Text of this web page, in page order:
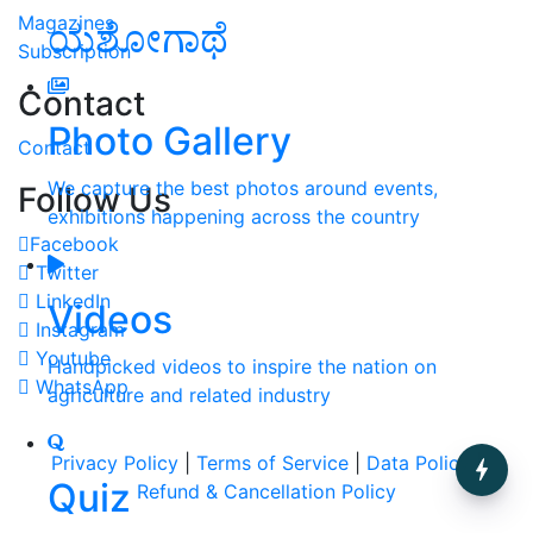
ಯಶೋಗಾಥೆ
Photo Gallery
We capture the best photos around events,
exhibitions happening across the country
Videos
Handpicked videos to inspire the nation on
agriculture and related industry
Quiz
Magazines
Subscription
Contact
Contact
Follow Us
Facebook
Twitter
LinkedIn
Instagram
Youtube
WhatsApp
Privacy Policy Terms of Service Data Policy
|
Refund & Cancellation Policy